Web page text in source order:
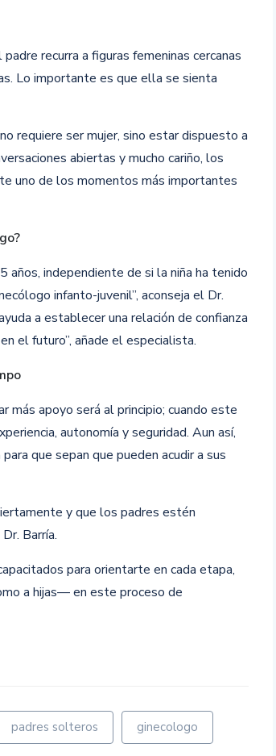
recurra a figuras femeninas cercanas
Lo importante es que ella se sienta
requiere ser mujer, sino estar dispuesto a
abiertas y mucho cariño, los
uno de los momentos más importantes
independiente de si la niña ha tenido
infanto-juvenil”, aconseja el Dr.
a establecer una relación de confianza
el futuro”, añade el especialista.
más apoyo será al principio; cuando este
autonomía y seguridad. Aun así,
que sepan que pueden acudir a sus
y que los padres estén
Barría.
para orientarte en cada etapa,
a hijas— en este proceso de
padres solteros ginecologo